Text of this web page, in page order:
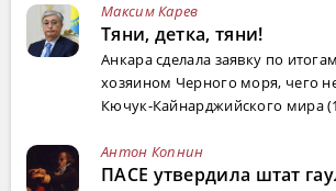
Максим Карев
Тяни, детка, тяни!
Анкара сделала заявку по
хозяином Черного моря, чего
Кючук-Кайнарджийского мира
Антон Копнин
ПАСЕ утвердила штат